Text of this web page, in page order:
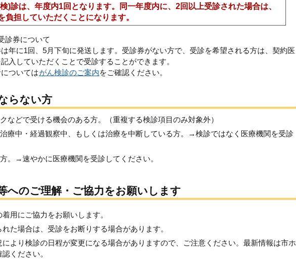
)診は、年度内1回となります。同一年度内に、2回以上受診された場合は、
負担していただくことになります。
券について
年に1回、5月下旬に発送します。受診券がない方で、受診を希望される方は、契約医
入していただくことで受診することができます。
ついてはがん検診のご案内をご確認ください。
らない方
などで受ける機会のある方。（重複する検診項目のみ対象外）
療中・経過観察中、もしくは治療を中断している方。→検診ではなく医療機関を受診
。→速やかに医療機関を受診してください。
へのご理解・ご協力をお願いします
用にご協力をお願いします。
た場合は、受診をお断りする場合があります。
より検診の日程が変更になる場合がありますので、ご注意ください。最新情報は市ホ
ください。